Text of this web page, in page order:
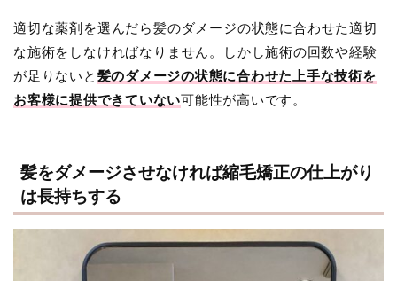
適切な薬剤を選んだら髪のダメージの状態に合わせた適切
な施術をしなければなりません。しかし施術の回数や経験
が足りないと 髪のダメージの状態に合わせた上手な技術を
お客様に提供できていない可能性が高いです。
髪をダメージさせなければ縮毛矯正の仕上がり
は長持ちする